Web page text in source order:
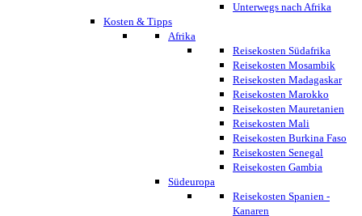
Unterwegs nach Afrika
Kosten & Tipps
Afrika
Reisekosten Südafrika
Reisekosten Mosambik
Reisekosten Madagaskar
Reisekosten Marokko
Reisekosten Mauretanien
Reisekosten Mali
Reisekosten Burkina Faso
Reisekosten Senegal
Reisekosten Gambia
Südeuropa
Reisekosten Spanien -
Kanaren